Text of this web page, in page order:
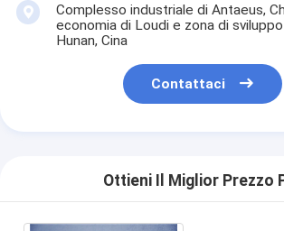
Complesso industriale di Antaeus,
economia di Loudi e zona di
Hunan, Cina
Contattaci
Ottieni Il Miglior Prezzo